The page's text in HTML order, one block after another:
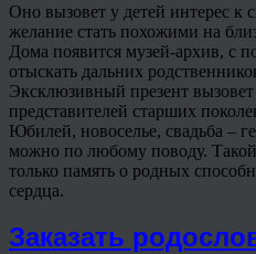
Оно вызовет у детей интерес к
желание стать похожими на
Дома появится музей-архив, с
отыскать дальних
Эксклюзивный презент
представителей старших
Юбилей, новоселье, свадьба –
можно по любому поводу. Такой
только память о родных
сердца.
Заказать